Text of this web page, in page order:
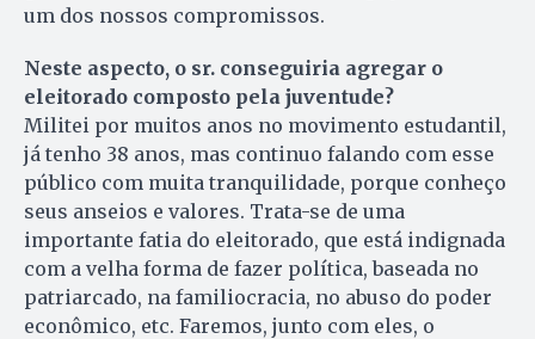
um dos nossos compromissos.
Neste aspecto, o sr. conseguiria agregar o
eleitorado composto pela juventude?
Militei por muitos anos no movimento estudantil,
já tenho 38 anos, mas continuo falando com esse
público com muita tranquilidade, porque conheço
seus anseios e valores. Trata-se de uma
importante fatia do eleitorado, que está indignada
com a velha forma de fazer política, baseada no
patriarcado, na familiocracia, no abuso do poder
econômico, etc. Faremos, junto com eles, o